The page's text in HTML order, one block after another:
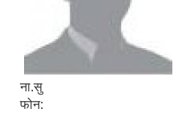
ना.सु
फोन: